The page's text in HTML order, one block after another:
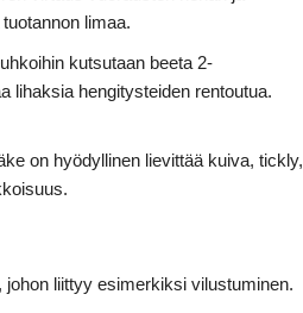
limaa.
kutsutaan beeta 2-
lihaksia hengitysteiden rentoutua.
on hyödyllinen lievittää kuiva, tickly,
liittyy esimerkiksi vilustuminen.